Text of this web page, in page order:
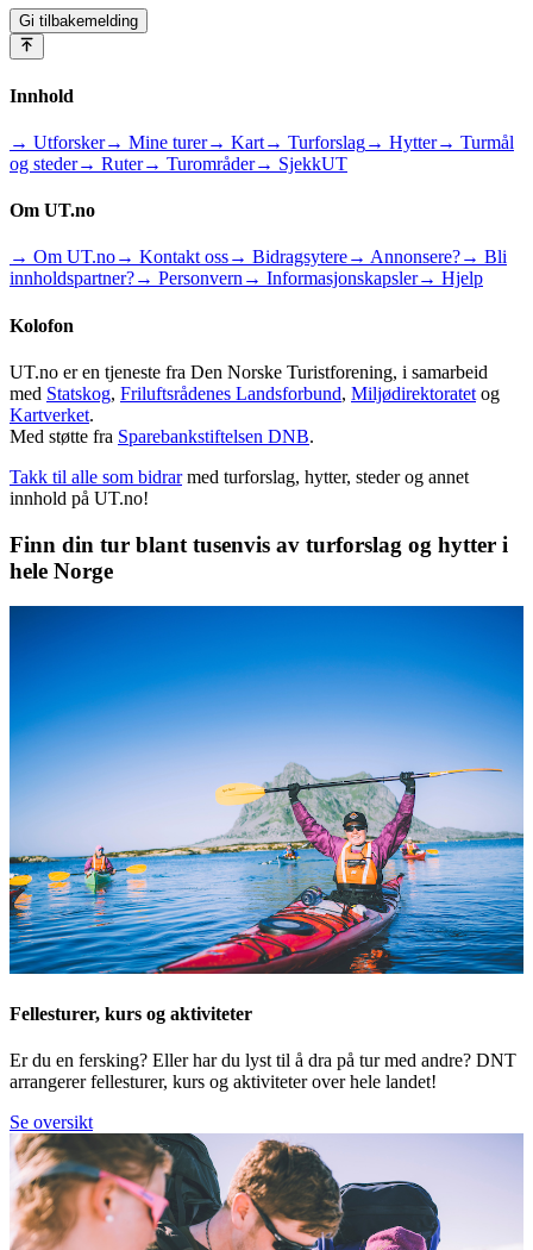
Gi tilbakemelding
Innhold
→ Utforsker→ Mine turer→ Kart→ Turforslag→ Hytter→ Turmål
og steder→ Ruter→ Turområder→ SjekkUT
Om UT.no
→ Om UT.no→ Kontakt oss→ Bidragsytere→ Annonsere?→ Bli
innholdspartner?→ Personvern → Informasjonskapsler→ Hjelp
Kolofon
UT.no er en tjeneste fra Den Norske Turistforening, i samarbeid
med Statskog, Friluftsrådenes Landsforbund, Miljødirektoratet og
Kartverket.
Med støtte fra Sparebankstiftelsen DNB.
Takk til alle som bidrar med turforslag, hytter, steder og annet
innhold på UT.no!
Finn din tur blant tusenvis av turforslag og hytter i
hele Norge
Fellesturer, kurs og aktiviteter
Er du en fersking? Eller har du lyst til å dra på tur med andre? DNT
arrangerer fellesturer, kurs og aktiviteter over hele landet!
Se oversikt